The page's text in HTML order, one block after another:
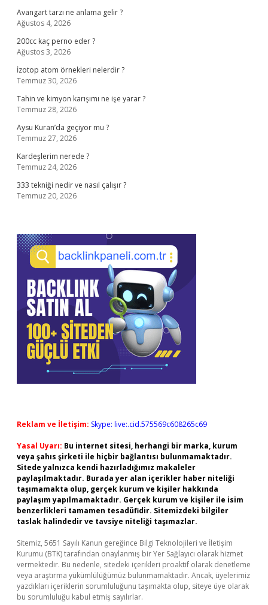
Avangart tarzı ne anlama gelir ?
Ağustos 4, 2026
200cc kaç perno eder ?
Ağustos 3, 2026
İzotop atom örnekleri nelerdir ?
Temmuz 30, 2026
Tahin ve kimyon karışımı ne işe yarar ?
Temmuz 28, 2026
Aysu Kuran’da geçiyor mu ?
Temmuz 27, 2026
Kardeşlerim nerede ?
Temmuz 24, 2026
333 tekniği nedir ve nasıl çalışır ?
Temmuz 20, 2026
Reklam ve İletişim: Skype: live:.cid.575569c608265c69
Yasal Uyarı: Bu internet sitesi, herhangi bir marka, kurum
veya şahıs şirketi ile hiçbir bağlantısı bulunmamaktadır.
Sitede yalnızca kendi hazırladığımız makaleler
paylaşılmaktadır. Burada yer alan içerikler haber niteliği
taşımamakta olup, gerçek kurum ve kişiler hakkında
paylaşım yapılmamaktadır. Gerçek kurum ve kişiler ile isim
benzerlikleri tamamen tesadüfidir. Sitemizdeki bilgiler
taslak halindedir ve tavsiye niteliği taşımazlar.
Sitemiz, 5651 Sayılı Kanun gereğince Bilgi Teknolojileri ve İletişim
Kurumu (BTK) tarafından onaylanmış bir Yer Sağlayıcı olarak hizmet
vermektedir. Bu nedenle, sitedeki içerikleri proaktif olarak denetleme
veya araştırma yükümlülüğümüz bulunmamaktadır. Ancak, üyelerimiz
yazdıkları içeriklerin sorumluluğunu taşımakta olup, siteye üye olarak
bu sorumluluğu kabul etmiş sayılırlar.